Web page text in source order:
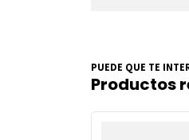
PUEDE QUE TE
Productos